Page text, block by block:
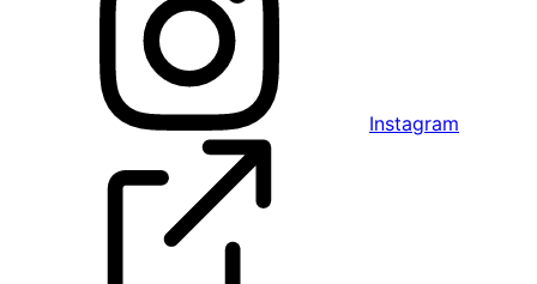
Instagram